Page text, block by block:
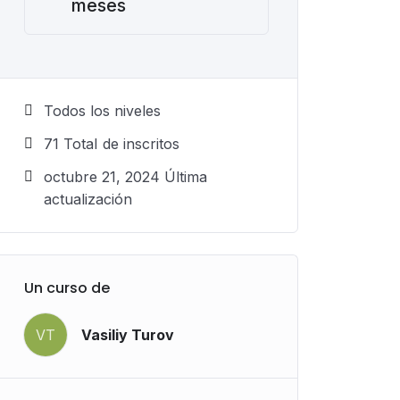
meses
Todos los niveles
71 TotaI de inscritos
octubre 21, 2024 Última
actualización
Un curso de
VT Vasiliy Turov